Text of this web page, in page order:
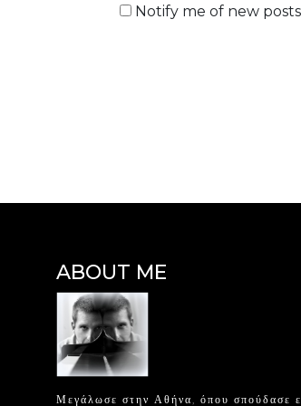
Notify me of new
ABOUT ME
Μεγάλωσε στην Αθήνα, όπου σπούδασε